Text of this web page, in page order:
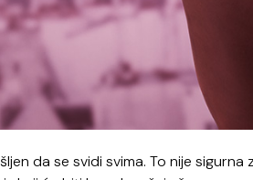
da se svidi svima. To nije